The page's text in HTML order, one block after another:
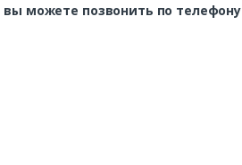
можете позвонить по телефону